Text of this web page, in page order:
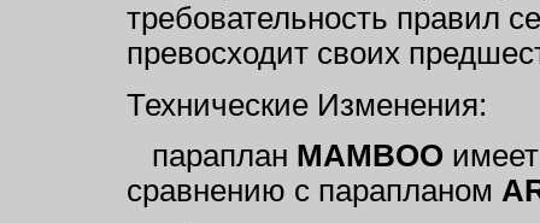
требовательность правил
превосходит своих
Технические Изменения:
параплан MAMBOO
сравнению с парапланом